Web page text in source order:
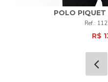
POLO PIQUET
R$